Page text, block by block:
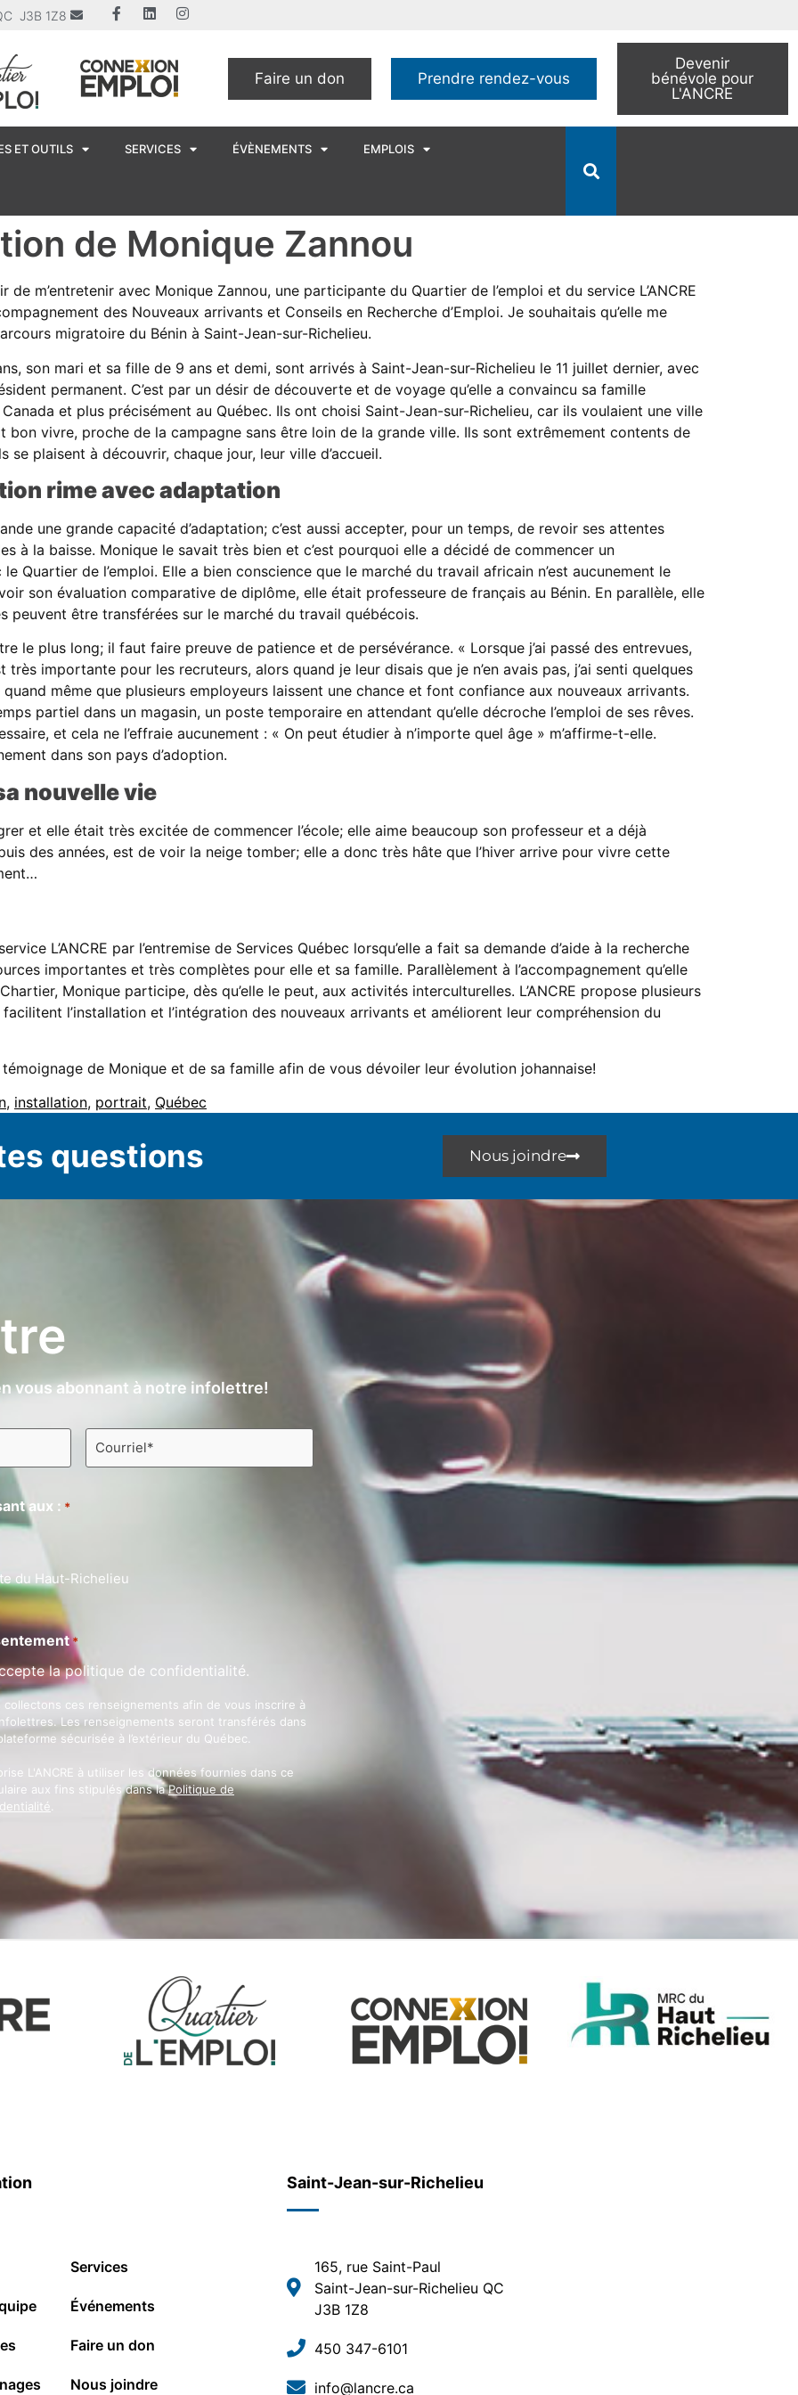
J3B 1Z8
Faire un don Prendre rendez-vous
Devenir
bénévole pour
L'ANCRE
ET OUTILS SERVICES ÉVÈNEMENTS EMPLOIS
de Monique Zannou
de m’entretenir avec Monique Zannou, une participante du Quartier de l’emploi et du service L’ANCRE
des Nouveaux arrivants et Conseils en Recherche d’Emploi. Je souhaitais qu’elle me
migratoire du Bénin à Saint-Jean-sur-Richelieu.
son mari et sa fille de 9 ans et demi, sont arrivés à Saint-Jean-sur-Richelieu le 11 juillet dernier, avec
permanent. C’est par un désir de découverte et de voyage qu’elle a convaincu sa famille
Canada et plus précisément au Québec. Ils ont choisi Saint-Jean-sur-Richelieu, car ils voulaient une ville
bon vivre, proche de la campagne sans être loin de la grande ville. Ils sont extrêmement contents de
se plaisent à découvrir, chaque jour, leur ville d’accueil.
rime avec adaptation
une grande capacité d’adaptation; c’est aussi accepter, pour un temps, de revoir ses attentes
à la baisse. Monique le savait très bien et c’est pourquoi elle a décidé de commencer un
Quartier de l’emploi. Elle a bien conscience que le marché du travail africain n’est aucunement le
son évaluation comparative de diplôme, elle était professeure de français au Bénin. En parallèle, elle
peuvent être transférées sur le marché du travail québécois.
le plus long; il faut faire preuve de patience et de persévérance. « Lorsque j’ai passé des entrevues,
très importante pour les recruteurs, alors quand je leur disais que je n’en avais pas, j’ai senti quelques
même que plusieurs employeurs laissent une chance et font confiance aux nouveaux arrivants.
partiel dans un magasin, un poste temporaire en attendant qu’elle décroche l’emploi de ses rêves.
et cela ne l’effraie aucunement : « On peut étudier à n’importe quel âge » m’affirme-t-elle.
dans son pays d’adoption.
nouvelle vie
et elle était très excitée de commencer l’école; elle aime beaucoup son professeur et a déjà
des années, est de voir la neige tomber; elle a donc très hâte que l’hiver arrive pour vivre cette
L’ANCRE par l’entremise de Services Québec lorsqu’elle a fait sa demande d’aide à la recherche
importantes et très complètes pour elle et sa famille. Parallèlement à l’accompagnement qu’elle
Monique participe, dès qu’elle le peut, aux activités interculturelles. L’ANCRE propose plusieurs
l’installation et l’intégration des nouveaux arrivants et améliorent leur compréhension du
de Monique et de sa famille afin de vous dévoiler leur évolution johannaise!
, installation, portrait, Québec
questions Nous joindre
vous abonnant à notre infolettre!
Courriel
aux : *
du Haut-Richelieu
*
la politique de confidentialité.
collectons ces renseignements afin de vous inscrire à
Les renseignements seront transférés dans
sécurisée à l’extérieur du Québec.
L'ANCRE à utiliser les données fournies dans ce
aux fins stipulés dans laPolitique de
Services
Événements
Faire un don
Nous joindre
Saint-Jean-sur-Richelieu
165, rue Saint-Paul
Saint-Jean-sur-Richelieu QC
J3B 1Z8
450 347-6101
info@lancre.ca